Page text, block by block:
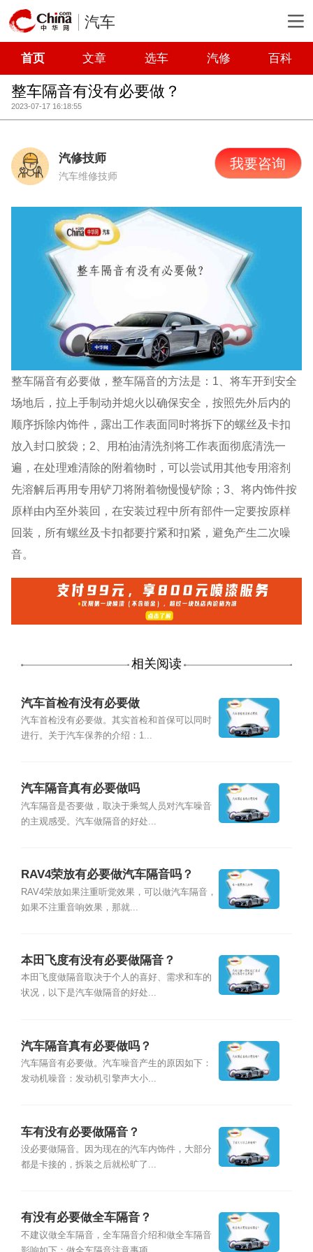
汽车
首页 文章 选车 汽修 百科
整车隔音有没有必要做？
2023-07-17 16:18:55
汽修技师
汽车维修技师
我要咨询
整车隔音有必要做，整车隔音的方法是：1、将车开到安全
场地后，拉上手制动并熄火以确保安全，按照先外后内的
顺序拆除内饰件，露出工作表面同时将拆下的螺丝及卡扣
放入封口胶袋；2、用柏油清洗剂将工作表面彻底清洗一
遍，在处理难清除的附着物时，可以尝试用其他专用溶剂
先溶解后再用专用铲刀将附着物慢慢铲除；3、将内饰件按
原样由内至外装回，在安装过程中所有部件一定要按原样
回装，所有螺丝及卡扣都要拧紧和扣紧，避免产生二次噪
音。
相关阅读
汽车首检有没有必要做
汽车首检没有必要做。其实首检和首保可以同时
进行。关于汽车保养的介绍：1...
汽车隔音真有必要做吗
汽车隔音是否要做，取决于乘驾人员对汽车噪音
的主观感受。汽车做隔音的好处...
RAV4荣放有必要做汽车隔音吗？
RAV4荣放如果注重听觉效果，可以做汽车隔音，
如果不注重音响效果，那就...
本田飞度有没有必要做隔音？
本田飞度做隔音取决于个人的喜好、需求和车的
状况，以下是汽车做隔音的好处...
汽车隔音真有必要做吗？
汽车隔音有必要做。汽车噪音产生的原因如下：
发动机噪音：发动机引擎声大小...
车有没有必要做隔音？
没必要做隔音。因为现在的汽车内饰件，大部分
都是卡接的，拆装之后就松旷了...
有没有必要做全车隔音？
不建议做全车隔音，全车隔音介绍和做全车隔音